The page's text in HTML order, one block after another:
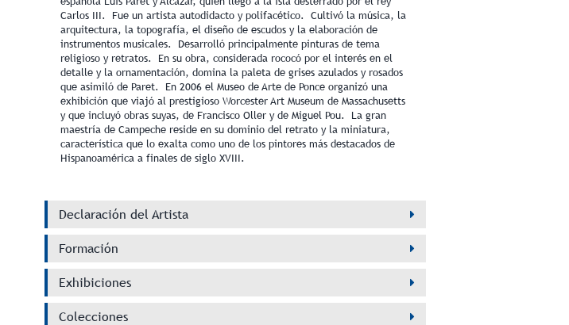
Carlos III. Fue un artista autodidacto y polifacético. Cultivó la música, la
arquitectura, la topografía, el diseño de escudos y la elaboración de
instrumentos musicales. Desarrolló principalmente pinturas de tema
religioso y retratos. En su obra, considerada rococó por el interés en el
detalle y la ornamentación, domina la paleta de grises azulados y rosados
que asimiló de Paret. En 2006 el Museo de Arte de Ponce organizó una
exhibición que viajó al prestigioso Worcester Art Museum de Massachusetts
y que incluyó obras suyas, de Francisco Oller y de Miguel Pou. La gran
maestría de Campeche reside en su dominio del retrato y la miniatura,
característica que lo exalta como uno de los pintores más destacados de
Hispanoamérica a finales de siglo XVIII.
Declaración del Artista
Formación
Exhibiciones
Colecciones